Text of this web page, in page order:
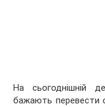
На сьогоднішній
бажають перевести